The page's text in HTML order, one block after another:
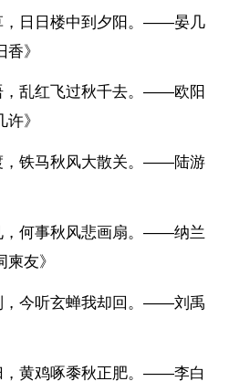
，日日楼中到夕阳。——晏几
》
，乱红飞过秋千去。——欧阳
》
，铁马秋风大散关。——陆游
，何事秋风悲画扇。——纳兰
友》
，今听玄蝉我却回。——刘禹
，黄鸡啄黍秋正肥。——李白